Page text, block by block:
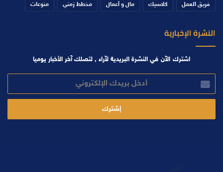
فريق العمل كلاسيك مال و أعمال مخطط زمني منوعات
النشرة الإخبارية
اشترك الآن في النشرة البريدية لآراء , لتصلك آخر الأخبار يوميا
بريدك
الإلكتروني